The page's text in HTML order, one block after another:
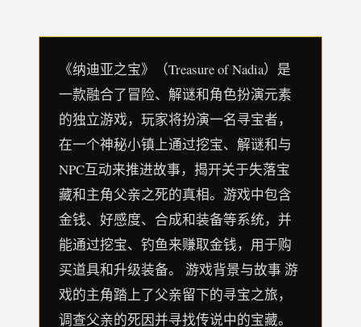
《纳迪亚之宝》（Treasure of Nadia）是
一款融合了冒险、解谜和角色扮演元素
的独立游戏，玩家将扮演一名寻宝者，
在一个神秘小镇上通过挖宝、解谜和与
NPC互动来推进故事，揭开关于失落宝
藏和主角父亲之死的真相。游戏中包含
金钱、好感度、合成和装备等系统，并
能通过挖宝、钓鱼来赚取金钱，用于购
买道具和升级装备。 游戏背景与故事 游
戏的主角踏上了父亲留下的寻宝之旅，
调查父亲的死因并寻找传说中的宝藏。